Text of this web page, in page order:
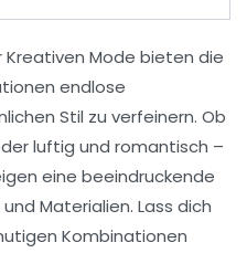
Kreativen Mode bieten die
endlose
Stil zu verfeinern. Ob
luftig und romantisch –
eine beeindruckende
und Materialien. Lass dich
Kombinationen